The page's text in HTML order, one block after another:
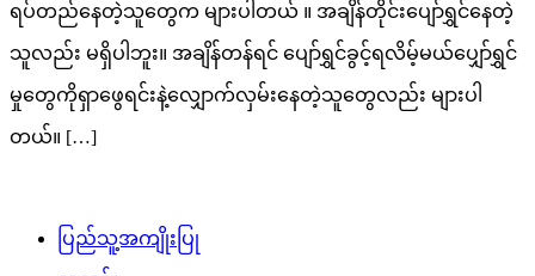
ရပ်တည်နေတဲ့သူတွေက များပါတယ် ။ အချိန်တိုင်းပျော်ရွှင်နေတဲ့
သူလည်း မရှိပါဘူး။ အချိန်တန်ရင် ပျော်ရွှင်ခွင့်ရလိမ့်မယ်ပျှော်ရွှင်
မှုတွေကိုရှာဖွေရင်းနဲ့လျှောက်လှမ်းနေတဲ့သူတွေလည်း များပါ
တယ်။ […]
ပြည်သူ့အကျိုးပြု